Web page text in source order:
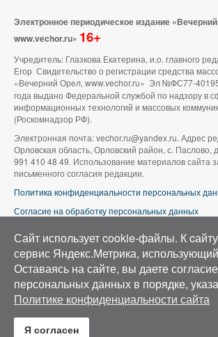
Электронное периодическое издание
www.vechor.ru» 16+
Учредитель: Глазкова Екатерина, и.о. главного
Егор Свидетельство о регистрации средства
«Вечерний Орел, www.vechor.ru» Эл №ФС77-
года выдано Федеральной службой по надзору в
информационных технологий и массовых
(Роскомнадзор РФ).
Электронная почта: vechor.ru@yandex.ru. Адрес
Орловская область, Орловский район, с.
991 410 48 49. Использование материалов сайта
письменного согласия редакции.
Политика конфиденциальности персональных
Согласие на обработку персональных данных
Аэросъемка в Орле»
Сайт использует cookie-файлы. К
сервис Яндекс.Метрика,
Оставаясь на сайте, вы даете
персональных данных в порядке,
Политике конфиденциальности сайта
Я согласен